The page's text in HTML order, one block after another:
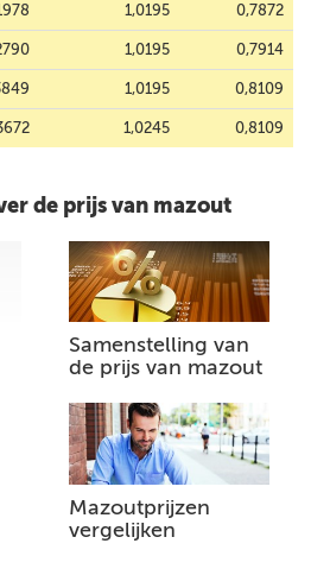
1,0195 0,7872
1,0195 0,7914
1,0195 0,8109
1,0245 0,8109
de prijs van mazout
Samenstelling van
de prijs van mazout
Mazoutprijzen
vergelijken